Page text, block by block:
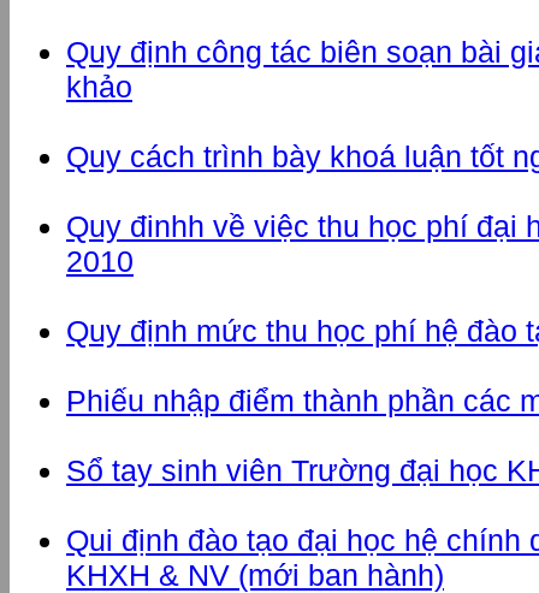
Quy định công tác biên soạn bài
khảo
Quy cách trình bày khoá luận tốt
Quy đinhh về việc thu học phí đại
2010
Quy định mức thu học phí hệ đào
Phiếu nhập điểm thành phần các
Sổ tay sinh viên Trường đại học
Qui định đào tạo đại học hệ
KHXH & NV (mới ban hành)